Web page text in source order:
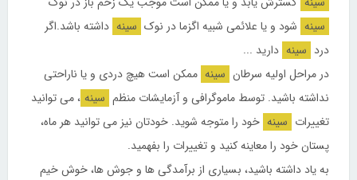
سینه شود و یا علائمی شبیه اگزما در نوک سینه داشته باشد.اگر
درد سینه دارید ...
در مراحل اولیه سرطان سینه ممکن است هیچ دردی و یا ناراحتی
نداشته باشید. توسط ماموگرافی و آزمایشات منظم سینه ، می توانید
تغییرات سینه خود را متوجه شوید. خودتان نیز می توانید هر ماه،
پستان خود را معاینه کنید و تغییرات را بفهمید.
به یاد داشته باشید، بسیاری از برآمدگی ها و جوش ها، خوش خیم